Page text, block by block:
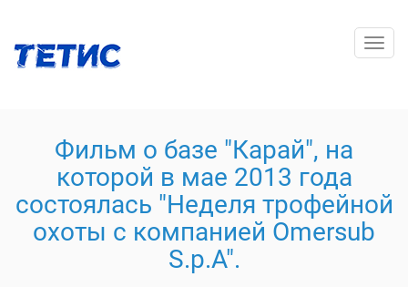
Фильм о базе "Карай", на
которой в мае 2013 года
состоялась "Неделя трофейной
охоты с компанией Omersub
S.p.A".